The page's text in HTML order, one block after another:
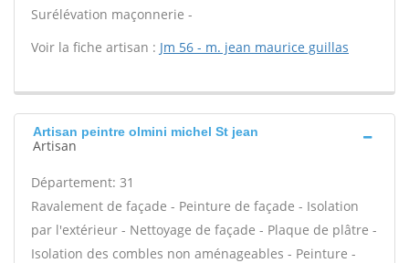
Surélévation maçonnerie -
Voir la fiche artisan : Jm 56 - m. jean maurice guillas
Artisan peintre olmini michel St jean
Artisan
Département: 31
Ravalement de façade - Peinture de façade - Isolation
par l'extérieur - Nettoyage de façade - Plaque de plâtre -
Isolation des combles non aménageables - Peinture -